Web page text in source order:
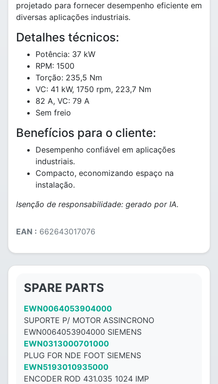
projetado para fornecer desempenho eficiente em
diversas aplicações industriais.
Detalhes técnicos:
Potência: 37 kW
RPM: 1500
Torção: 235,5 Nm
VC: 41 kW, 1750 rpm, 223,7 Nm
82 A, VC: 79 A
Sem freio
Benefícios para o cliente:
Desempenho confiável em aplicações
industriais.
Compacto, economizando espaço na
instalação.
Isenção de responsabilidade: gerado por IA.
EAN : 662643017076
SPARE PARTS
EWN0064053904000
SUPORTE P/ MOTOR ASSINCRONO
EWN0064053904000 SIEMENS
EWN0313000701000
PLUG FOR NDE FOOT SIEMENS
EWN5193010935000
ENCODER ROD 431.035 1024 IMP